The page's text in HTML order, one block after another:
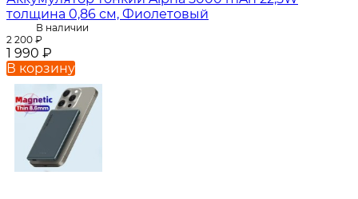
толщина 0,86 см, Фиолетовый
В наличии
2 200 ₽
1 990 ₽
В корзину